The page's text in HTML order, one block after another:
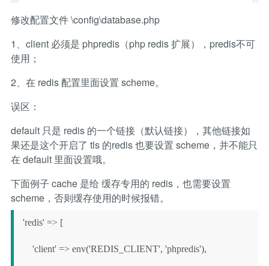
修改配置文件 \config\database.php
1、client 必须是 phpredis（php redis 扩展），predis不可
使用；
2、在 redis 配置里面设置 scheme。
误区：
default 只是 redis 的一个链接（默认链接），其他链接如
果还是这个开启了 tls 的redis 也要设置 scheme，并不能只
在 default 里面设置哦。
下面例子 cache 是给 缓存专用的 redis，也需要设置
scheme，否则缓存使用的时候报错。
'redis' => [
'client' => env('REDIS_CLIENT', 'phpredis'),